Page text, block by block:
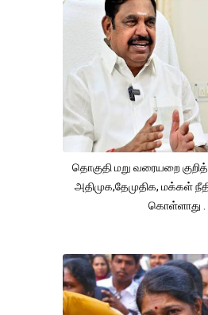
தொகுதி மறு வரையறை
அதிமுக,தேமுதிக, மக்கள்
கொள்ளாது .